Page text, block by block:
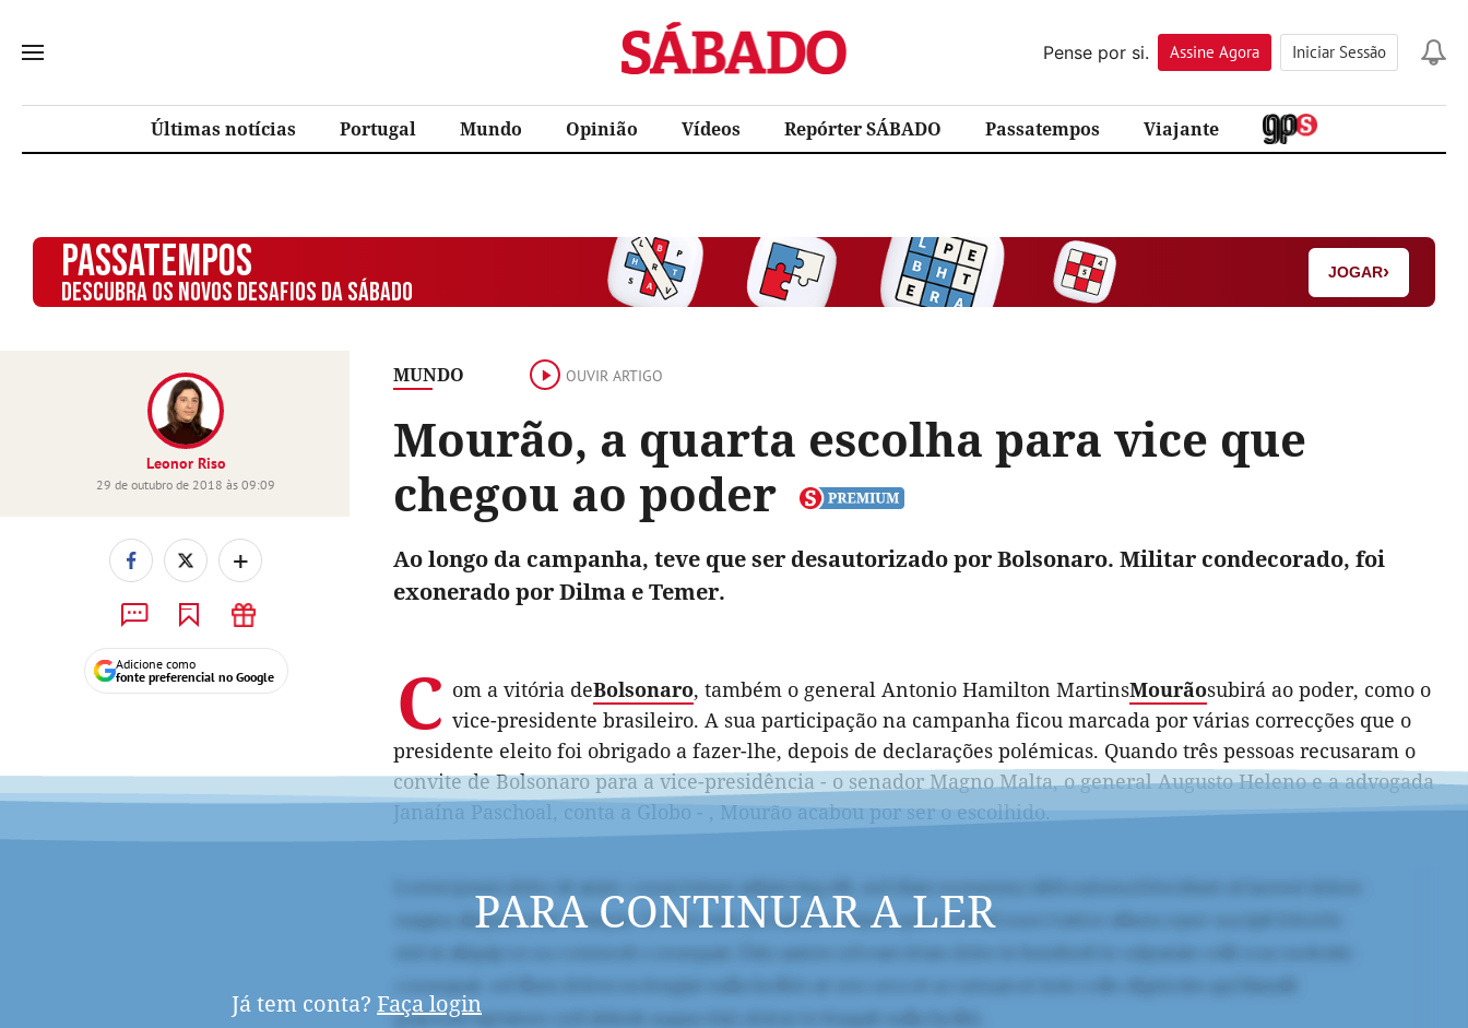
Sábado
Pense por si.
Assine Agora Iniciar Sessão
Últimas notícias Portugal Mundo Opinião Vídeos Repórter SÁBADO Passatempos Viajante
PASSATEMPOS
DESCUBRA OS NOVOS DESAFIOS DA SÁBADO
JOGAR›
MUNDO OUVIR ARTIGO
Mourão, a quarta escolha para vice que
chegou ao poder
Leonor Riso
29 de outubro de 2018 às 09:09
+
Adicione como
fonte preferencial no Google
Ao longo da campanha, teve que ser desautorizado por Bolsonaro. Militar condecorado, foi
exonerado por Dilma e Temer.
C om a vitória deBolsonaro, também o general Antonio Hamilton MartinsMourãosubirá ao poder, como o
vice-presidente brasileiro. A sua participação na campanha ficou marcada por várias correcções que o
presidente eleito foi obrigado a fazer-lhe, depois de declarações polémicas. Quando três pessoas recusaram o
convite de Bolsonaro para a vice-presidência - o senador Magno Malta, o general Augusto Heleno e a advogada
Janaína Paschoal, conta a Globo - , Mourão acabou por ser o escolhido.
PARA CONTINUAR A LER
Já tem conta? Faça login